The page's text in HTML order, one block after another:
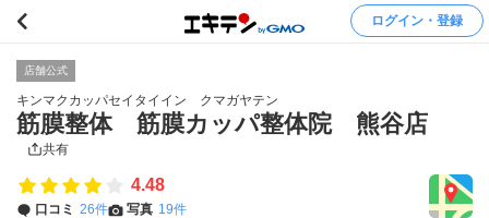
ログイン・登録
店舗公式
キンマクカッパセイタイイン クマガヤテン
筋膜整体 筋膜カッパ整体院 熊谷店
共有
4.48
口コミ 26件 写真 19件